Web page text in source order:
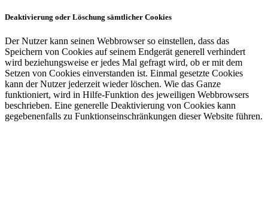
Deaktivierung oder Löschung sämtlicher Cookies
Der Nutzer kann seinen Webbrowser so einstellen, dass das
Speichern von Cookies auf seinem Endgerät generell verhindert
wird beziehungsweise er jedes Mal gefragt wird, ob er mit dem
Setzen von Cookies einverstanden ist. Einmal gesetzte Cookies
kann der Nutzer jederzeit wieder löschen. Wie das Ganze
funktioniert, wird in Hilfe-Funktion des jeweiligen Webbrowsers
beschrieben. Eine generelle Deaktivierung von Cookies kann
gegebenenfalls zu Funktionseinschränkungen dieser Website führen.